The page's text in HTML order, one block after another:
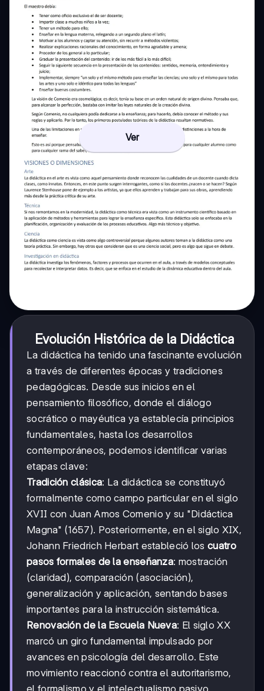
Ver
Evolución Histórica de la Didáctica
La didáctica ha tenido una fascinante evolución
a través de diferentes épocas y tradiciones
pedagógicas. Desde sus inicios en el
pensamiento filosófico, donde el diálogo
socrático o mayéutica ya establecía principios
fundamentales, hasta los desarrollos
contemporáneos, podemos identificar varias
etapas clave:
Tradición clásica: La didáctica se constituyó
formalmente como campo particular en el siglo
XVII con Juan Amos Comenio y su "Didáctica
Magna" (1657). Posteriormente, en el siglo XIX,
Johann Friedrich Herbart estableció los cuatro
pasos formales de la enseñanza: mostración
(claridad), comparación (asociación),
generalización y aplicación, sentando bases
importantes para la instrucción sistemática.
Renovación de la Escuela Nueva: El siglo XX
marcó un giro fundamental impulsado por
avances en psicología del desarrollo. Este
movimiento reaccionó contra el autoritarismo,
el formalismo y el intelectualismo pasivo,